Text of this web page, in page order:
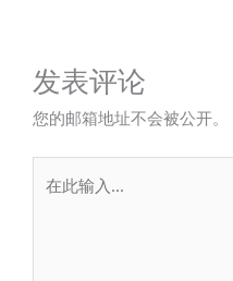
发表评论
您的邮箱地址不会被公开。